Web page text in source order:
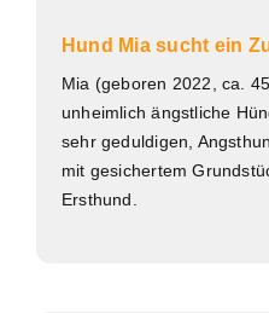
Hund Mia sucht ein
Mia (geboren 2022, ca.
unheimlich ängstliche
sehr geduldigen,
mit gesichertem
Ersthund.